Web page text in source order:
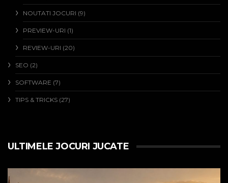
NOUTATI JOCURI (9)
PREVIEW-URI (1)
REVIEW-URI (20)
SEO (2)
SOFTWARE (7)
TIPS & TRICKS (27)
ULTIMELE JOCURI JUCATE